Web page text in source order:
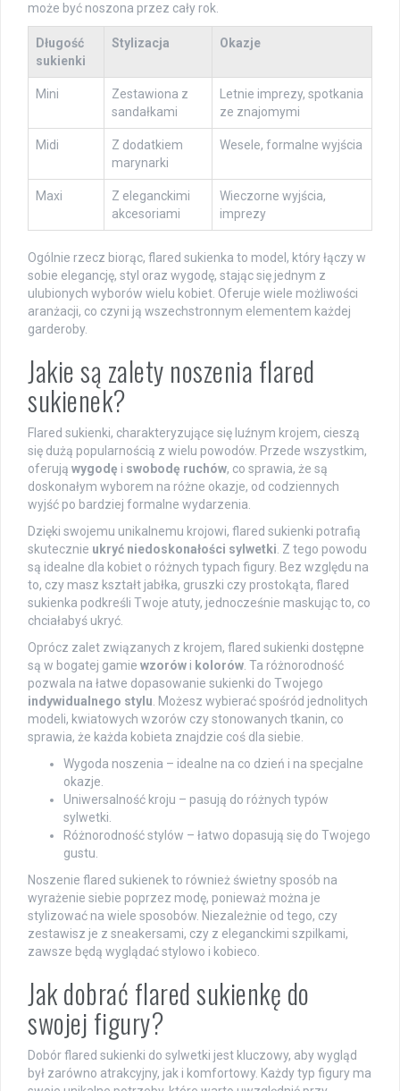
może być noszona przez cały rok.
Długość
sukienki
Stylizacja Okazje
Mini
Zestawiona z
sandałkami
Letnie imprezy, spotkania
ze znajomymi
Midi
Z dodatkiem
marynarki
Wesele, formalne wyjścia
Maxi
Z eleganckimi
akcesoriami
Wieczorne wyjścia,
imprezy
Ogólnie rzecz biorąc, flared sukienka to model, który łączy w
sobie elegancję, styl oraz wygodę, stając się jednym z
ulubionych wyborów wielu kobiet. Oferuje wiele możliwości
aranżacji, co czyni ją wszechstronnym elementem każdej
garderoby.
Jakie są zalety noszenia flared
sukienek?
Flared sukienki, charakteryzujące się luźnym krojem, cieszą
się dużą popularnością z wielu powodów. Przede wszystkim,
oferują wygodę i swobodę ruchów, co sprawia, że są
doskonałym wyborem na różne okazje, od codziennych
wyjść po bardziej formalne wydarzenia.
Dzięki swojemu unikalnemu krojowi, flared sukienki potrafią
skutecznie ukryć niedoskonałości sylwetki . Z tego powodu
są idealne dla kobiet o różnych typach figury. Bez względu na
to, czy masz kształt jabłka, gruszki czy prostokąta, flared
sukienka podkreśli Twoje atuty, jednocześnie maskując to, co
chciałabyś ukryć.
Oprócz zalet związanych z krojem, flared sukienki dostępne
są w bogatej gamie wzorów i kolorów . Ta różnorodność
pozwala na łatwe dopasowanie sukienki do Twojego
indywidualnego stylu . Możesz wybierać spośród jednolitych
modeli, kwiatowych wzorów czy stonowanych tkanin, co
sprawia, że każda kobieta znajdzie coś dla siebie.
Wygoda noszenia – idealne na co dzień i na specjalne
okazje.
Uniwersalność kroju – pasują do różnych typów
sylwetki.
Różnorodność stylów – łatwo dopasują się do Twojego
gustu.
Noszenie flared sukienek to również świetny sposób na
wyrażenie siebie poprzez modę, ponieważ można je
stylizować na wiele sposobów. Niezależnie od tego, czy
zestawisz je z sneakersami, czy z eleganckimi szpilkami,
zawsze będą wyglądać stylowo i kobieco.
Jak dobrać flared sukienkę do
swojej figury?
Dobór flared sukienki do sylwetki jest kluczowy, aby wygląd
był zarówno atrakcyjny, jak i komfortowy. Każdy typ figury ma